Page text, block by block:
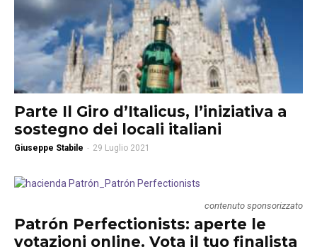
Parte Il Giro d’Italicus, l’iniziativa a
sostegno dei locali italiani
Giuseppe Stabile - 29 Luglio 2021
contenuto sponsorizzato
Patrón Perfectionists: aperte le
votazioni online. Vota il tuo finalista